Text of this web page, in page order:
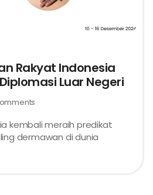
Rakyat Indonesia
Luar Negeri
kembali meraih predikat
dermawan di dunia